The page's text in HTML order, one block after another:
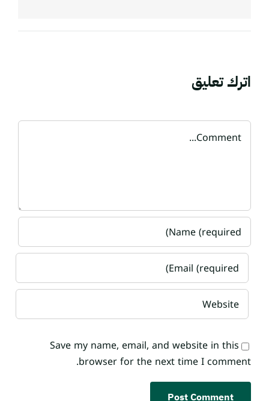
اترك تعليق
Comment
Save my name, email, and website in this
browser for the next time I comment.